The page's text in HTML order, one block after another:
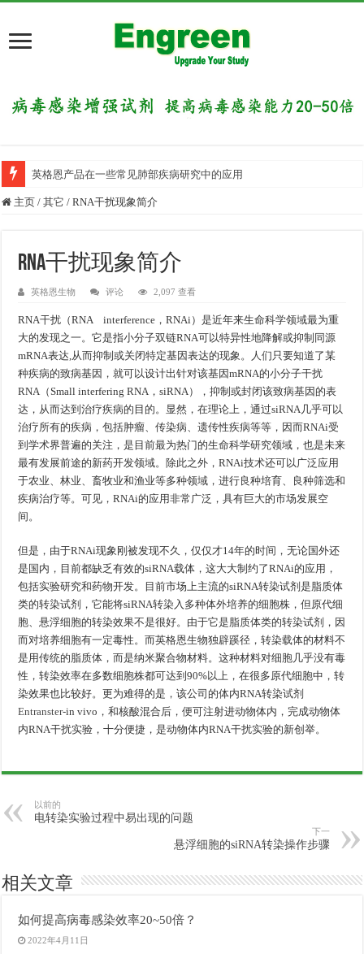
英格恩产品在一些常见肺部疾病研究中的应用
主页 / 其它 / RNA干扰现象简介
RNA干扰现象简介
英格恩生物 评论 2,097 查看
RNA干扰（RNA interference，RNAi）是近年来生命科学领域最为重
大的发现之一。它是指小分子双链RNA可以特异性地降解或抑制同源
mRNA表达,从而抑制或关闭特定基因表达的现象。人们只要知道了某
种疾病的致病基因，就可以设计出针对该基因mRNA的小分子干扰
RNA（Small interfering RNA，siRNA），抑制或封闭该致病基因的表
达，从而达到治疗疾病的目的。显然，在理论上，通过siRNA几乎可以
治疗所有的疾病，包括肿瘤、传染病、遗传性疾病等等，因而RNAi受
到学术界普遍的关注，是目前最为热门的生命科学研究领域，也是未来
最有发展前途的新药开发领域。除此之外，RNAi技术还可以广泛应用
于农业、林业、畜牧业和渔业等多种领域，进行良种培育、良种筛选和
疾病治疗等。可见，RNAi的应用非常广泛，具有巨大的市场发展空
间。
但是，由于RNAi现象刚被发现不久，仅仅才14年的时间，无论国外还
是国内，目前都缺乏有效的siRNA载体，这大大制约了RNAi的应用，
包括实验研究和药物开发。目前市场上主流的siRNA转染试剂是脂质体
类的转染试剂，它能将siRNA转染入多种体外培养的细胞株，但原代细
胞、悬浮细胞的转染效果不是很好。由于它是脂质体类的转染试剂，因
而对培养细胞有一定毒性。而英格恩生物独辟蹊径，转染载体的材料不
是用传统的脂质体，而是纳米聚合物材料。这种材料对细胞几乎没有毒
性，转染效率在多数细胞株都可达到90%以上，在很多原代细胞中，转
染效果也比较好。更为难得的是，该公司的体内RNA转染试剂
Entranster-in vivo，和核酸混合后，便可注射进动物体内，完成动物体
内RNA干扰实验，十分便捷，是动物体内RNA干扰实验的新创举。
以前的
电转染实验过程中易出现的问题
下一
悬浮细胞的siRNA转染操作步骤
相关文章
如何提高病毒感染效率20~50倍？
2022年4月11日